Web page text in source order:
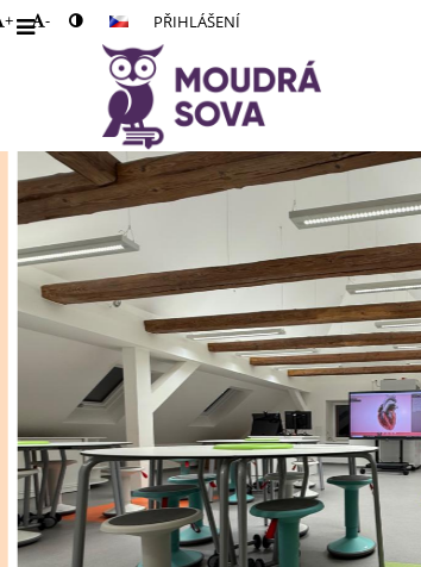
+ - PŘIHLÁŠENÍ
Hlavní
stránka